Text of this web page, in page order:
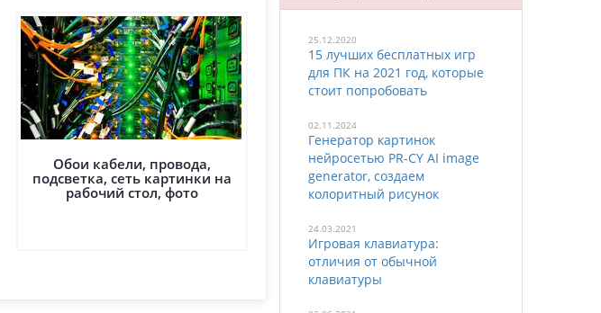
Обои кабели, провода,
подсветка, сеть картинки на
рабочий стол, фото
25.12.2020
15 лучших бесплатных игр
для ПК на 2021 год, которые
стоит попробовать
02.11.2024
Генератор картинок
нейросетью PR-CY AI image
generator, создаем
колоритный рисунок
24.03.2021
Игровая клавиатура:
отличия от обычной
клавиатуры